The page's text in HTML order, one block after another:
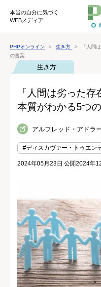
本当の自分に気づく
WEBメディア
PHPオンライン 生き方
「人間
の言葉
生き方
「人間は劣った
本質がわかる5つ
アルフレッド・アドラ
#ディスカヴァー・トゥエン
2024年05月23日 公開2024年